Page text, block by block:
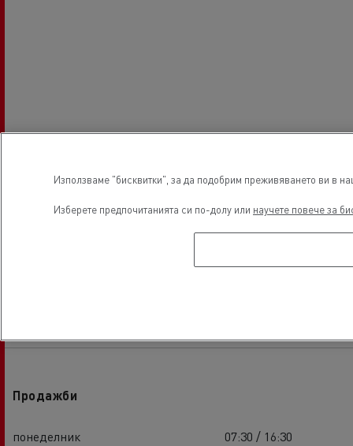
Продажби
понеделник
07:30 / 16:30
Използваме "бисквитки", за да подобрим преживяването ви в
Изберете предпочитанията си по-долу или научете повече за